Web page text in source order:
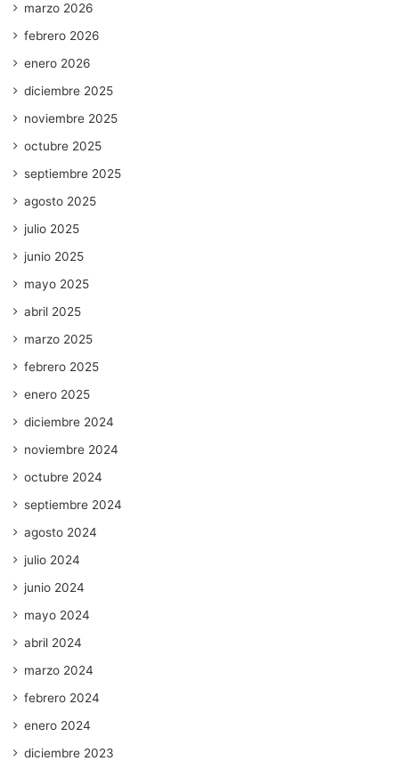
marzo 2026
febrero 2026
enero 2026
diciembre 2025
noviembre 2025
octubre 2025
septiembre 2025
agosto 2025
julio 2025
junio 2025
mayo 2025
abril 2025
marzo 2025
febrero 2025
enero 2025
diciembre 2024
noviembre 2024
octubre 2024
septiembre 2024
agosto 2024
julio 2024
junio 2024
mayo 2024
abril 2024
marzo 2024
febrero 2024
enero 2024
diciembre 2023